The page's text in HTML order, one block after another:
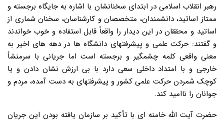
رهبر انقلاب اسلامی در ابتدای سخنانشان با اشاره به جایگاه برجسته و
ممتاز اساتید، دانشمندان، متخصصان و کارشناسان، سخنان شماری از
اساتید و محققان در این دیدار را واقعاً قابل استفاده و خوب خواندند
و گفتند: حرکت علمی و پیشرفتهای دانشگاه ها در دهه های اخیر به
معنی واقعی کلمه چشمگیر و برجسته است اما جریانی با سرمنشأ
خارجی و با امتداد داخلی سعی دارد با بی ارزش نشان دادن و یا
کوچک شمردن حرکت علمی کشور و پیشرفتهای به دست آمده، مردم و
جوانان را ناامید کند.
حضرت آیت الله خامنه ای با تأکید بر سازمان یافته بودن این جریان